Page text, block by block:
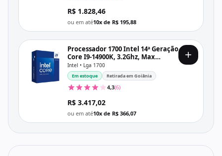
R$ 1.828,46
ou em até10x de R$ 195,88
Processador 1700 Intel 14ª Geração
Core I9-14900K, 3.2Ghz, Max
6.0Ghz, Cache 36Mb, Com Vídeo,
Bx8071514900K
Intel • Lga 1700
Em estoque Retirada em Goiânia
4,3(6)
R$ 3.417,02
ou em até10x de R$ 366,07